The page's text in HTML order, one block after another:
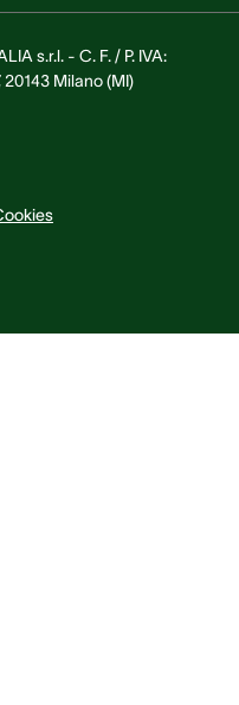
s.r.l. - C. F. / P. IVA:
Milano (MI)